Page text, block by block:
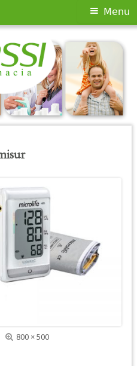
Menu
Dimensione
800 × 500